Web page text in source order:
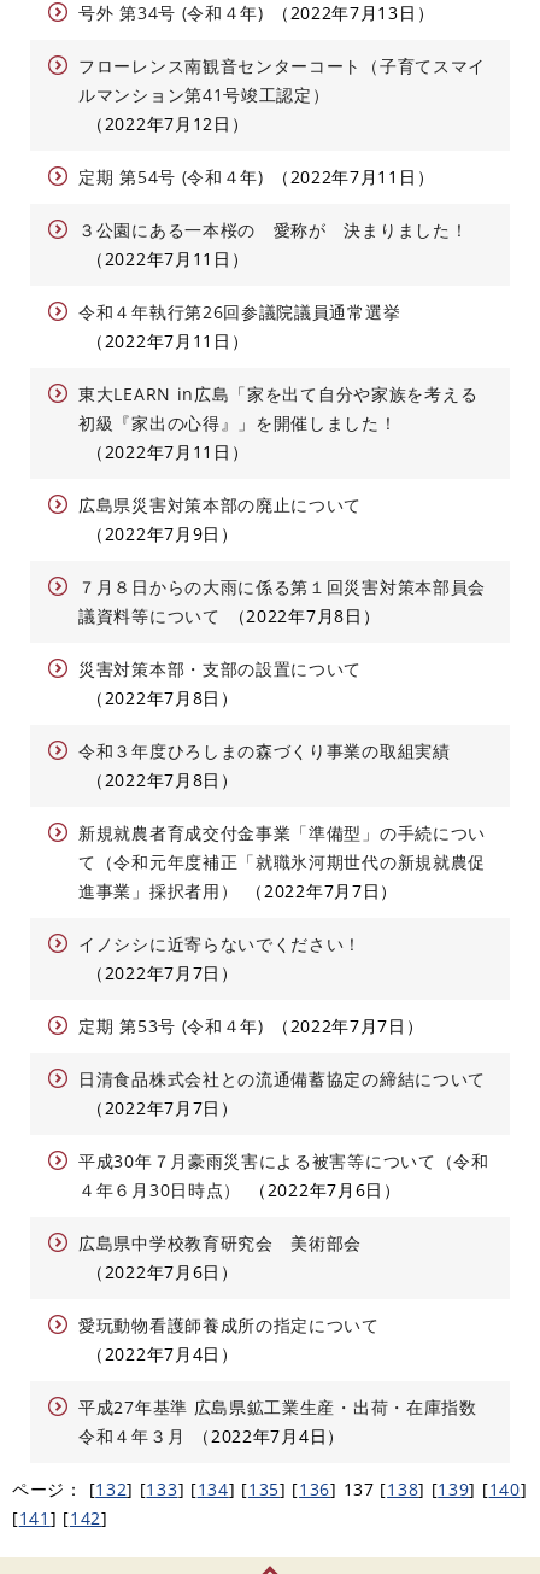
号外 第34号 (令和４年) 2022年7月13日
フローレンス南観音センターコート（子育てスマイ
ルマンション第41号竣工認定）
2022年7月12日
定期 第54号 (令和４年) 2022年7月11日
３公園にある一本桜の 愛称が 決まりました！
2022年7月11日
令和４年執行第26回参議院議員通常選挙
2022年7月11日
東大LEARN in広島「家を出て自分や家族を考える
初級『家出の心得』」を開催しました！
2022年7月11日
広島県災害対策本部の廃止について
2022年7月9日
７月８日からの大雨に係る第１回災害対策本部員会
議資料等について
2022年7月8日
災害対策本部・支部の設置について
2022年7月8日
令和３年度ひろしまの森づくり事業の取組実績
2022年7月8日
新規就農者育成交付金事業「準備型」の手続につい
て（令和元年度補正「就職氷河期世代の新規就農促
進事業」採択者用）
2022年7月7日
イノシシに近寄らないでください！
2022年7月7日
定期 第53号 (令和４年) 2022年7月7日
日清食品株式会社との流通備蓄協定の締結について
2022年7月7日
平成30年７月豪雨災害による被害等について（令和
４年６月30日時点）
2022年7月6日
広島県中学校教育研究会 美術部会
2022年7月6日
愛玩動物看護師養成所の指定について
2022年7月4日
平成27年基準 広島県鉱工業生産・出荷・在庫指数
令和４年３月
2022年7月4日
ページ： [132] [133] [134] [135] [136] 137 [138] [139] [140]
[141 ] [142]